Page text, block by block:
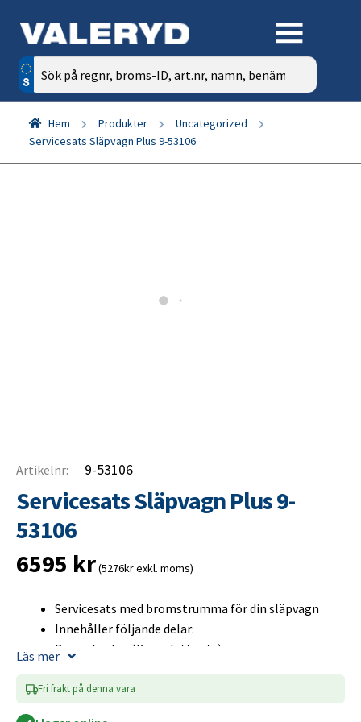
Sök
efter:
Hem Produkter
Uncategorized
Servicesats Släpvagn Plus 9-53106
Artikelnr: 9-53106
Servicesats Släpvagn Plus 9-
53106
6595 kr(5276kr exkl. moms)
Servicesats med bromstrumma för din släpvagn
Innehåller följande delar:
Bromsbackar (Komplett sats)
Navkåpa
Läs mer
Fri frakt på denna vara